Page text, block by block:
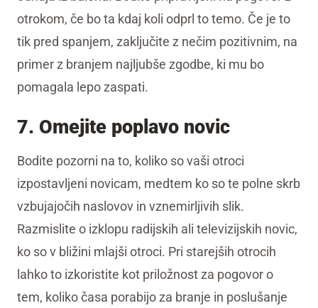
otrokom, če bo ta kdaj koli odprl to temo. Če je to
tik pred spanjem, zaključite z nečim pozitivnim, na
primer z branjem najljubše zgodbe, ki mu bo
pomagala lepo zaspati.
7. Omejite poplavo novic
Bodite pozorni na to, koliko so vaši otroci
izpostavljeni novicam, medtem ko so te polne skrb
vzbujajočih naslovov in vznemirljivih slik.
Razmislite o izklopu radijskih ali televizijskih novic,
ko so v bližini mlajši otroci. Pri starejših otrocih
lahko to izkoristite kot priložnost za pogovor o
tem, koliko časa porabijo za branje in poslušanje